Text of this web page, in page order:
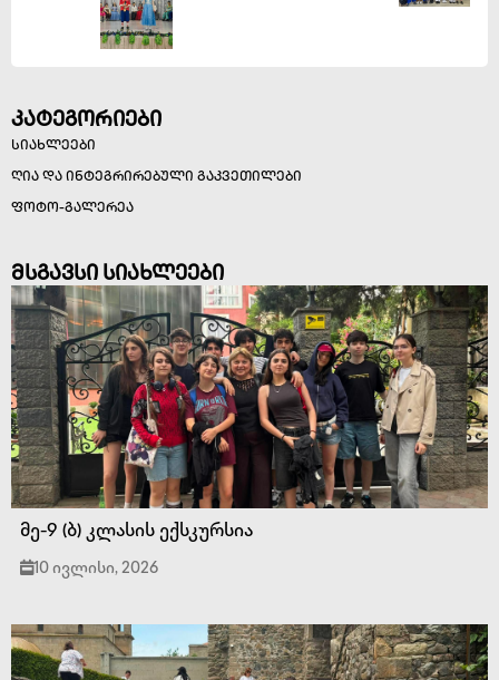
კატეგორიები
სიახლეები
ღია და ინტეგრირებული გაკვეთილები
ფოტო-გალერეა
მსგავსი სიახლეები
მე-9 (ბ) კლასის ექსკურსია
10 ივლისი, 2026